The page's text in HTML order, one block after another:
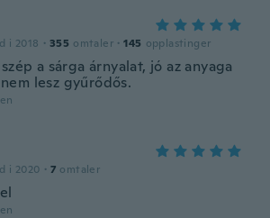
i 2018 · 355 omtaler · 145 opplastinger
a sárga árnyalat, jó az anyaga
lesz gyűrődős.
i 2020 · 7 omtaler